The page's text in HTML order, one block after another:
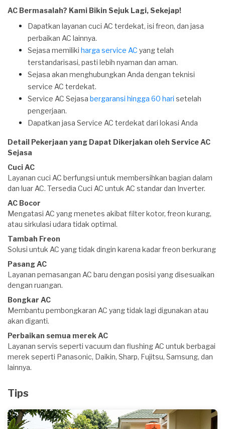
AC Bermasalah? Kami Bikin Sejuk Lagi, Sekejap!
Dapatkan layanan cuci AC terdekat, isi freon, dan jasa
perbaikan AC lainnya.
Sejasa memiliki harga service AC yang telah
terstandarisasi, pasti lebih nyaman dan aman.
Sejasa akan menghubungkan Anda dengan teknisi
service AC terdekat.
Service AC Sejasa bergaransi hingga 60 hari setelah
pengerjaan.
Dapatkan jasa Service AC terdekat dari lokasi Anda
Detail Pekerjaan yang Dapat Dikerjakan oleh Service AC
Sejasa
Cuci AC
Layanan cuci AC berfungsi untuk membersihkan bagian dalam
dan luar AC. Tersedia Cuci AC untuk AC standar dan Inverter.
AC Bocor
Mengatasi AC yang menetes akibat filter kotor, freon kurang,
atau sirkulasi udara tidak optimal.
Tambah Freon
Solusi untuk AC yang tidak dingin karena kadar freon berkurang
Pasang AC
Layanan pemasangan AC baru dengan posisi yang disesuaikan
dengan ruangan.
Bongkar AC
Membantu pembongkaran AC yang tidak lagi digunakan atau
akan diganti.
Perbaikan semua merek AC
Layanan servis seperti vacuum dan flushing AC untuk berbagai
merek seperti Panasonic, Daikin, Sharp, Fujitsu, Samsung, dan
lainnya.
Tips